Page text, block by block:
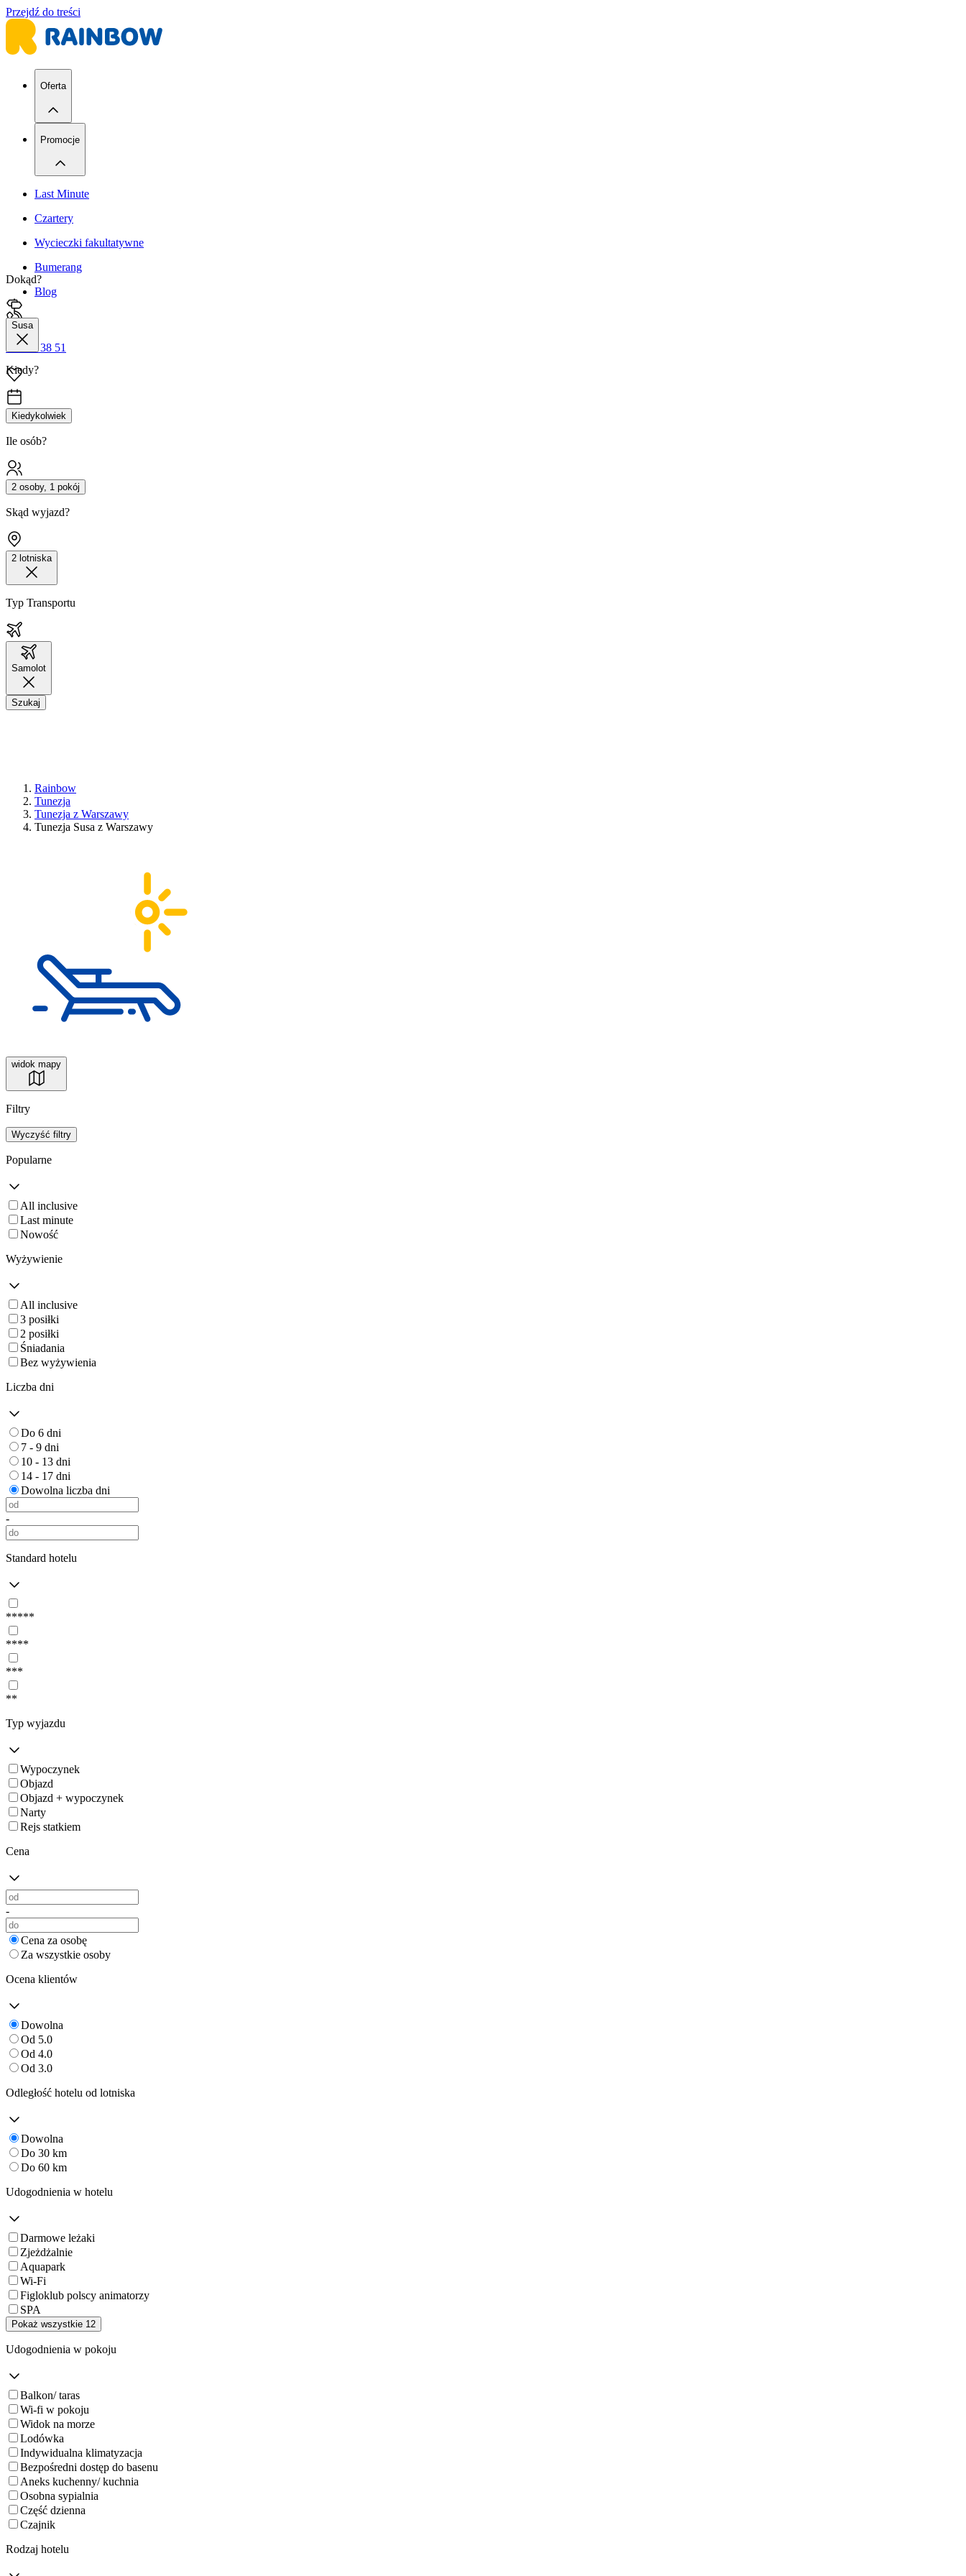
Przejdź do treści
Oferta
Promocje
Last Minute
Czartery
Wycieczki fakultatywne
Bumerang
Blog
42 680 38 51
Dokąd?
Susa
Kiedy?
Kiedykolwiek
Ile osób?
2 osoby, 1 pokój
Skąd wyjazd?
2 lotniska
Typ Transportu
Samolot
Szukaj
Rainbow
Tunezja
Tunezja z Warszawy
Tunezja Susa z Warszawy
widok mapy
Filtry
Wyczyść filtry
Popularne
All inclusive
Last minute
Nowość
Wyżywienie
All inclusive
3 posiłki
2 posiłki
Śniadania
Bez wyżywienia
Liczba dni
Do 6 dni
7 - 9 dni
10 - 13 dni
14 - 17 dni
Dowolna liczba dni
-
Standard hotelu
*****
****
***
**
Typ wyjazdu
Wypoczynek
Objazd
Objazd + wypoczynek
Narty
Rejs statkiem
Cena
-
Cena za osobę
Za wszystkie osoby
Ocena klientów
Dowolna
Od 5.0
Od 4.0
Od 3.0
Odległość hotelu od lotniska
Dowolna
Do 30 km
Do 60 km
Udogodnienia w hotelu
Darmowe leżaki
Zjeżdżalnie
Aquapark
Wi-Fi
Figloklub polscy animatorzy
SPA
Pokaż wszystkie 12
Udogodnienia w pokoju
Balkon/ taras
Wi-fi w pokoju
Widok na morze
Lodówka
Indywidualna klimatyzacja
Bezpośredni dostęp do basenu
Aneks kuchenny/ kuchnia
Osobna sypialnia
Część dzienna
Czajnik
Rodzaj hotelu